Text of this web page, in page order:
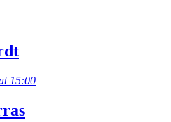
15:00